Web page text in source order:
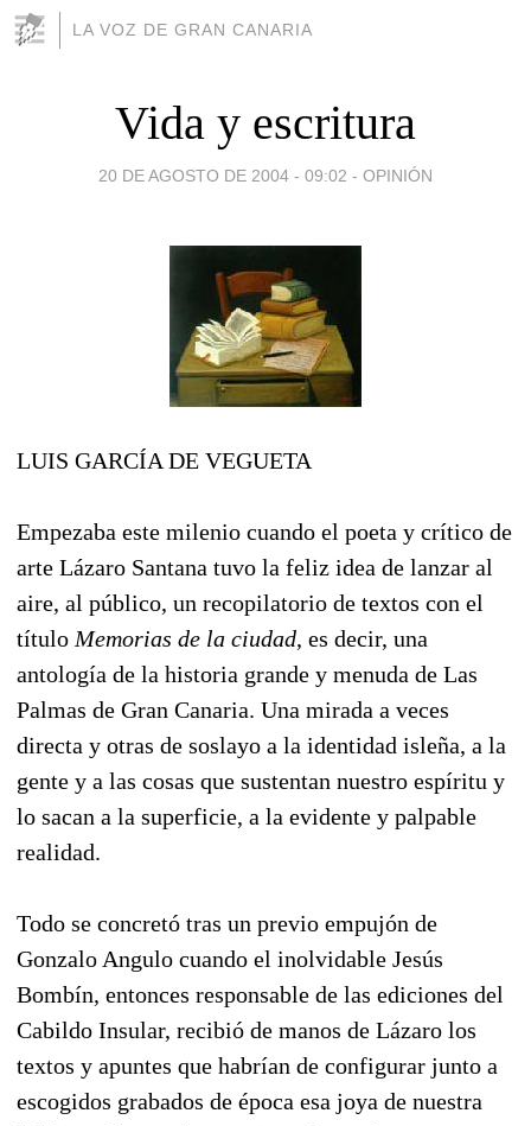
LA VOZ DE GRAN CANARIA
Vida y escritura
20 DE AGOSTO DE 2004 - 09:02 - OPINIÓN
LUIS GARCÍA DE VEGUETA
Empezaba este milenio cuando el poeta y crítico de
arte Lázaro Santana tuvo la feliz idea de lanzar al
aire, al público, un recopilatorio de textos con el
título Memorias de la ciudad, es decir, una
antología de la historia grande y menuda de Las
Palmas de Gran Canaria. Una mirada a veces
directa y otras de soslayo a la identidad isleña, a la
gente y a las cosas que sustentan nuestro espíritu y
lo sacan a la superficie, a la evidente y palpable
realidad.
Todo se concretó tras un previo empujón de
Gonzalo Angulo cuando el inolvidable Jesús
Bombín, entonces responsable de las ediciones del
Cabildo Insular, recibió de manos de Lázaro los
textos y apuntes que habrían de configurar junto a
escogidos grabados de época esa joya de nuestra